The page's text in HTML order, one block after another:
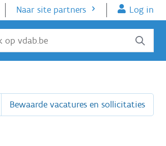
Naar site partners Log in
Bewaarde vacatures en sollicitaties